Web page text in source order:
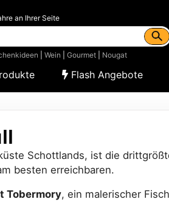
an Ihrer Seite
Wein Gourmet| Nougat
Flash Angebote
Schottlands, ist die
besten erreichbaren.
Tobermory, ein malerischer